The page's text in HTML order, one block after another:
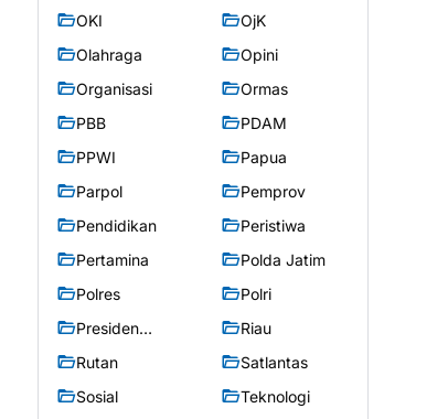
OKI
OjK
Olahraga
Opini
Organisasi
Ormas
PBB
PDAM
PPWI
Papua
Parpol
Pemprov
Pendidikan
Peristiwa
Pertamina
Polda Jatim
Polres
Polri
Presiden
Riau
Rutan
Satlantas
Sosial
Teknologi